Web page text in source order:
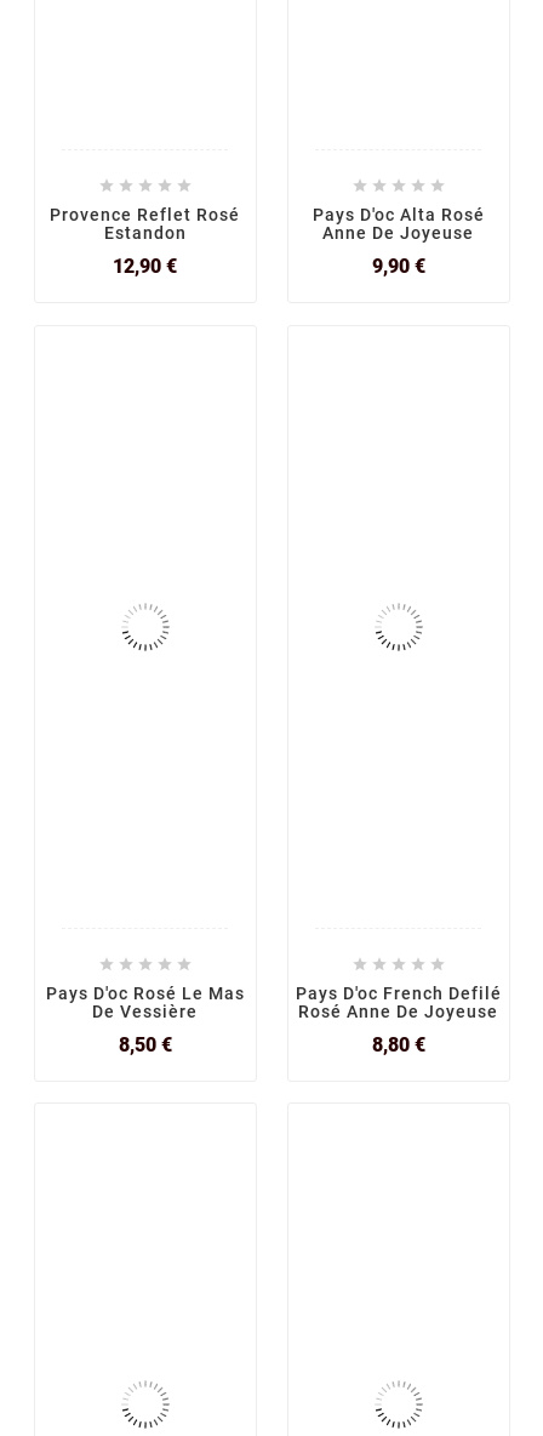
    
Provence Reflet Rosé
Estandon
12,90 €Prix
    
Pays D'oc Alta Rosé
Anne De Joyeuse
9,90 €Prix
    
Pays D'oc Rosé Le Mas
De Vessière
8,50 €Prix
    
Pays D'oc French Defilé
Rosé Anne De Joyeuse
8,80 €Prix